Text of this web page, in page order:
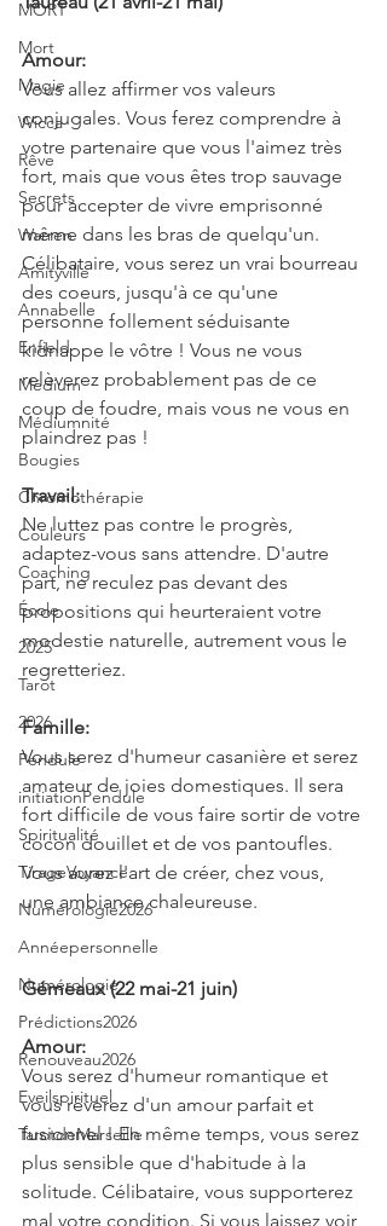
MORT
Mort
Magie
Wicca
Rêve
Secrets
Warren
Amityville
Annabelle
Enfield
Médium
Médiumnité
Bougies
Chromothérapie
Couleurs
Coaching
École
2025
Tarot
2026
Pendule
initiationPendule
Spiritualité
TirageVoyance
Numérologie2026
Annéepersonnelle
Numérologie
Prédictions2026
Renouveau2026
Eveilspirituel
TarotdeMarseille
Amour:
Vous allez affirmer vos valeurs
conjugales. Vous ferez comprendre à
votre partenaire que vous l'aimez très
fort, mais que vous êtes trop sauvage
pour accepter de vivre emprisonné
même dans les bras de quelqu'un.
Célibataire, vous serez un vrai bourreau
des coeurs, jusqu'à ce qu'une
personne follement séduisante
kidnappe le vôtre ! Vous ne vous
relèverez probablement pas de ce
coup de foudre, mais vous ne vous en
plaindrez pas !
Travail:
Ne luttez pas contre le progrès,
adaptez-vous sans attendre. D'autre
part, ne reculez pas devant des
propositions qui heurteraient votre
modestie naturelle, autrement vous le
regretteriez.
Famille:
Vous serez d'humeur casanière et serez
amateur de joies domestiques. Il sera
fort difficile de vous faire sortir de votre
cocon douillet et de vos pantoufles.
Vous aurez l'art de créer, chez vous,
une ambiance chaleureuse.
Gémeaux (22 mai-21 juin)
Amour:
Vous serez d'humeur romantique et
vous rêverez d'un amour parfait et
fusionnel ! En même temps, vous serez
plus sensible que d'habitude à la
solitude. Célibataire, vous supporterez
mal votre condition. Si vous laissez voir